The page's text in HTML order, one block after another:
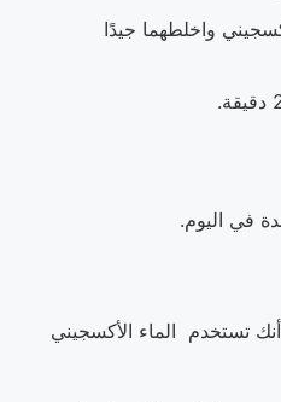
واخلطهما جيدًا
في اليوم.
تستخدم الماء الأكسجيني